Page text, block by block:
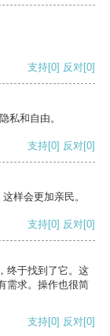
支持[0] 反对[0]
私和自由。
支持[0] 反对[0]
样会更加亲民。
支持[0] 反对[0]
终于找到了它。这
需求。操作也很简
支持[0] 反对[0]